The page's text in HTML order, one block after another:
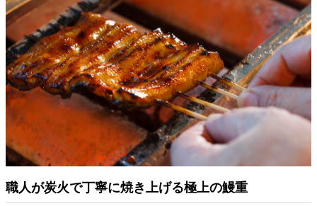
職人が炭火で丁寧に焼き上げる極上の鰻重